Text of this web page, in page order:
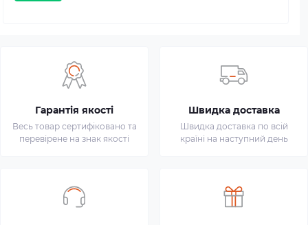
Гарантія якості
Весь товар сертифіковано та
перевірене на знак якості
Швидка доставка
Швидка доставка по всій
країні на наступний день